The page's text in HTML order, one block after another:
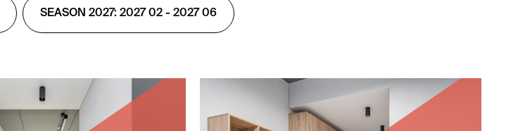
SEASON 2027: 2027 02 - 2027 06